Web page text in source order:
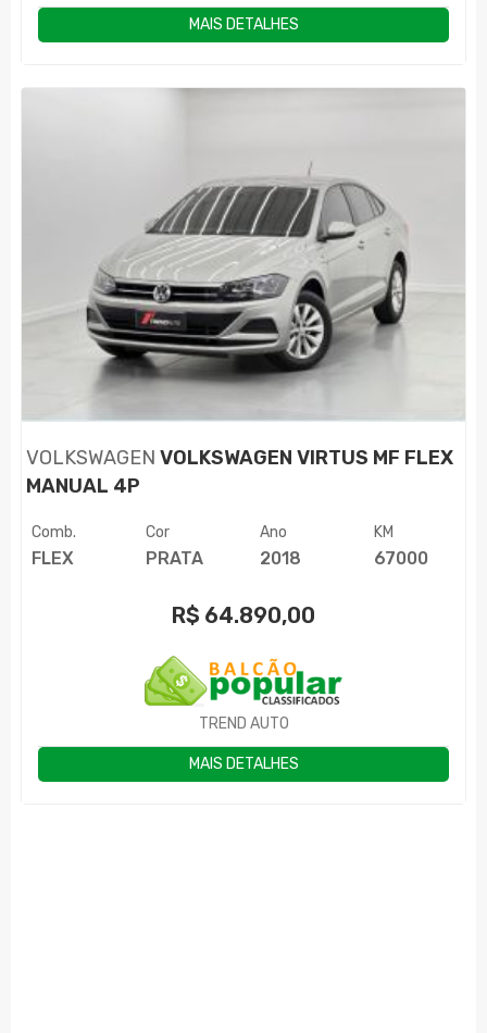
MAIS DETALHES
VOLKSWAGEN VOLKSWAGEN VIRTUS MF FLEX
MANUAL 4P
Comb.
FLEX
Cor
PRATA
Ano
2018
KM
67000
R$ 64.890,00
TREND AUTO
MAIS DETALHES